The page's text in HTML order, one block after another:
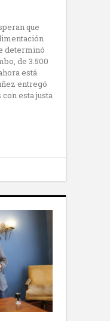
que
determinó
de 3.500
está
entregó
esta justa